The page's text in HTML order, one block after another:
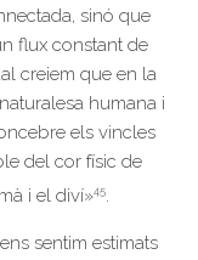
sinó que
flux constant de
creiem que en la
humana i
els vincles
del cor físic de
i el diví»45.
sentim estimats